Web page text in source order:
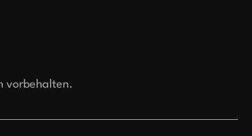
vorbehalten.